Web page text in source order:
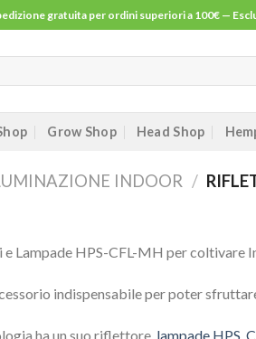
gratuita per ordini superiori a 100€ —
Grow Shop Head Shop
INDOOR /
Lampade HPS-CFL-MH per coltivare
indispensabile per poter
ha un suo riflettore, lampade HPS